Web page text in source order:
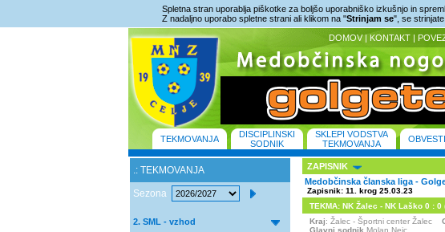
Spletna stran uporablja piškotke za boljšo uporabniško izkušnjo in
Z nadaljno uporabo spletne strani ali klikom na "Strinjam se", se
DOMOV | KONTAKT |
TEKMOVANJA
DISCIPLINSKI
SODNIK
SKLEPI VODSTVA
TEKMOVANJA
.: TEKMOVANJA
Sezona
2. SML - vzhod
ZAPISNIK
Medobčinska članska liga -
Zapisnik: 11. krog 25.03.23
TEKMA: NK Žalec - NK Laško 0 : 0
Kraj: Žalec - Športni center Žalec
Glavni sodnik Molan Nejc